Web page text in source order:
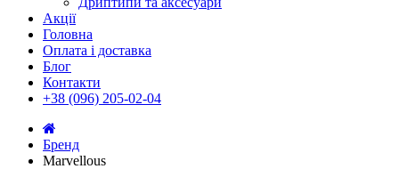
Акції
Головна
Оплата і доставка
Блог
Контакти
+38 (096) 205-02-04
Бренд
Marvellous